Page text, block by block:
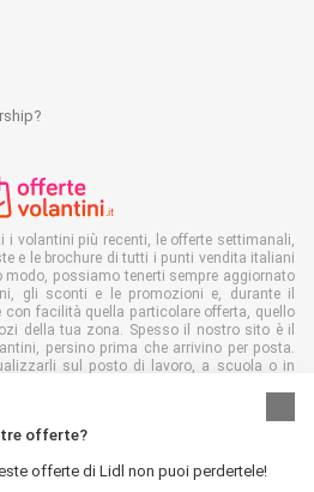
offerte?
offerte di Lidl non puoi perdertele!
volantini più recenti, le offerte settimanali,
e le brochure di tutti i punti vendita italiani
modo, possiamo tenerti sempre aggiornato
gli sconti e le promozioni e, durante il
con facilità quella particolare offerta, quello
della tua zona. Spesso il nostro sito è il
persino prima che arrivino per posta.
sul posto di lavoro, a scuola o in
in formato digitale, contribuirai a ridurre lo